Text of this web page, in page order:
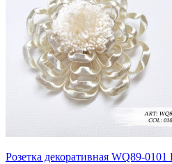
Розетка декоративная WQ89-